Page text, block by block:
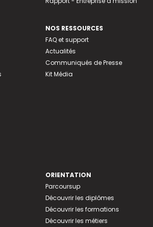
NOS RESSOURCES
FAQ et support
Actualités
Communiqués de Presse
Kit Média
ORIENTATION
Parcoursup
Découvrir les diplômes
Découvrir les formations
Découvrir les métiers